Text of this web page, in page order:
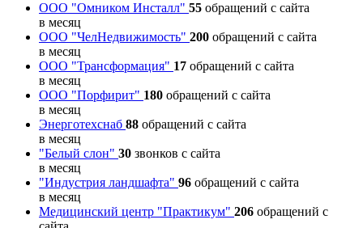
ООО "Омником Инсталл" 55 обращений с сайта
в месяц
ООО "ЧелНедвижимость" 200 обращений с сайта
в месяц
ООО "Трансформация" 17 обращений с сайта
в месяц
ООО "Порфирит" 180 обращений с сайта
в месяц
Энерготехснаб 88 обращений с сайта
в месяц
"Белый слон" 30 звонков с сайта
в месяц
"Индустрия ландшафта" 96 обращений с сайта
в месяц
Медицинский центр "Практикум" 206 обращений с